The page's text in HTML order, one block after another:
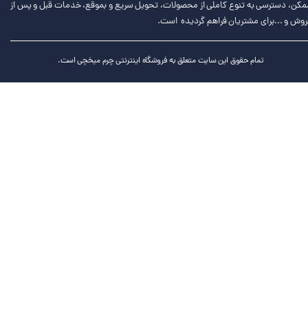
دسترسی به تنوع کاملی از محصولات، تحویل سریع و بموقع، خدمات قبل و پس از
و ...برای مشتریان فراهم گردیده است.
تمام حقوق این سایت متعلق به فروشگاه اینترنتی چرم میخچی است.